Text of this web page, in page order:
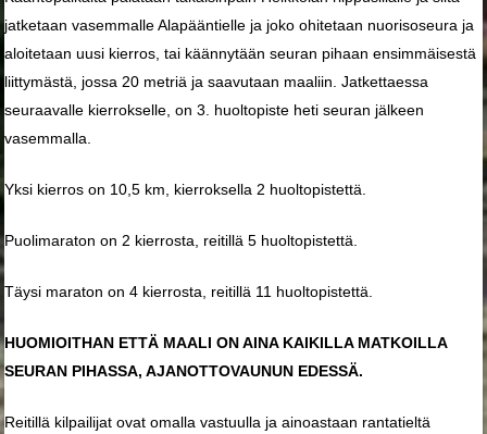
jatketaan vasemmalle Alapääntielle ja joko ohitetaan nuorisoseura ja
aloitetaan uusi kierros, tai käännytään seuran pihaan ensimmäisestä
liittymästä, jossa 20 metriä ja saavutaan maaliin. Jatkettaessa
seuraavalle kierrokselle, on 3. huoltopiste heti seuran jälkeen
vasemmalla.
Yksi kierros on 10,5 km, kierroksella 2 huoltopistettä.
Puolimaraton on 2 kierrosta, reitillä 5 huoltopistettä.
Täysi maraton on 4 kierrosta, reitillä 11 huoltopistettä.
HUOMIOITHAN ETTÄ MAALI ON AINA KAIKILLA MATKOILLA
SEURAN PIHASSA, AJANOTTOVAUNUN EDESSÄ.
Reitillä kilpailijat ovat omalla vastuulla ja ainoastaan rantatieltä